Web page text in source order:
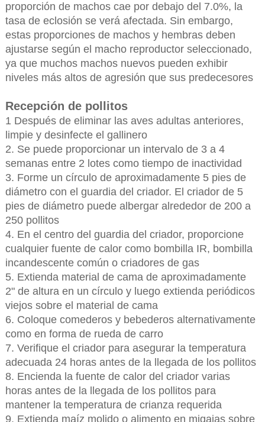
proporción de machos cae por debajo del 7.0%, la
tasa de eclosión se verá afectada. Sin embargo,
estas proporciones de machos y hembras deben
ajustarse según el macho reproductor seleccionado,
ya que muchos machos nuevos pueden exhibir
niveles más altos de agresión que sus predecesores
Recepción de pollitos
1 Después de eliminar las aves adultas anteriores,
limpie y desinfecte el gallinero
2. Se puede proporcionar un intervalo de 3 a 4
semanas entre 2 lotes como tiempo de inactividad
3. Forme un círculo de aproximadamente 5 pies de
diámetro con el guardia del criador. El criador de 5
pies de diámetro puede albergar alrededor de 200 a
250 pollitos
4. En el centro del guardia del criador, proporcione
cualquier fuente de calor como bombilla IR, bombilla
incandescente común o criadores de gas
5. Extienda material de cama de aproximadamente
2" de altura en un círculo y luego extienda periódicos
viejos sobre el material de cama
6. Coloque comederos y bebederos alternativamente
como en forma de rueda de carro
7. Verifique el criador para asegurar la temperatura
adecuada 24 horas antes de la llegada de los pollitos
8. Encienda la fuente de calor del criador varias
horas antes de la llegada de los pollitos para
mantener la temperatura de crianza requerida
9. Extienda maíz molido o alimento en migajas sobre